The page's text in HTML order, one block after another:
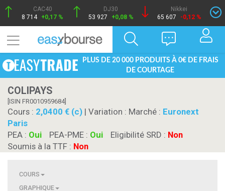
CAC40
8 714 +0,17 %
DJ30
53 927
+0,08 %
Nikkei
65 607
-0,12 %
PLUS DE 20 000 PRODUITS À 0€ DE FRAIS
DE COURTAGE
COLIPAYS
[ISIN FR0010959684]
Cours : 2,0400 € (c) | Variation : Marché : Euronext
Paris
PEA : Oui PEA-PME : Oui Eligibilité SRD : Non
Soumis à la TTF : Non
COURS
GRAPHIQUE